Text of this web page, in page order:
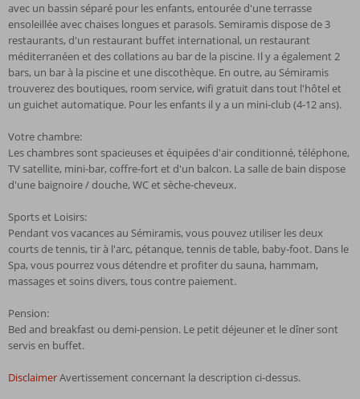
avec un bassin séparé pour les enfants, entourée d'une terrasse
ensoleillée avec chaises longues et parasols. Semiramis dispose de 3
restaurants, d'un restaurant buffet international, un restaurant
méditerranéen et des collations au bar de la piscine. Il y a également 2
bars, un bar à la piscine et une discothèque. En outre, au Sémiramis
trouverez des boutiques, room service, wifi gratuit dans tout l'hôtel et
un guichet automatique. Pour les enfants il y a un mini-club (4-12 ans).
Votre chambre:
Les chambres sont spacieuses et équipées d'air conditionné, téléphone,
TV satellite, mini-bar, coffre-fort et d'un balcon. La salle de bain dispose
d'une baignoire / douche, WC et sèche-cheveux.
Sports et Loisirs:
Pendant vos vacances au Sémiramis, vous pouvez utiliser les deux
courts de tennis, tir à l'arc, pétanque, tennis de table, baby-foot. Dans le
Spa, vous pourrez vous détendre et profiter du sauna, hammam,
massages et soins divers, tous contre paiement.
Pension:
Bed and breakfast ou demi-pension. Le petit déjeuner et le dîner sont
servis en buffet.
DisclaimerAvertissement concernant la description ci-dessus.